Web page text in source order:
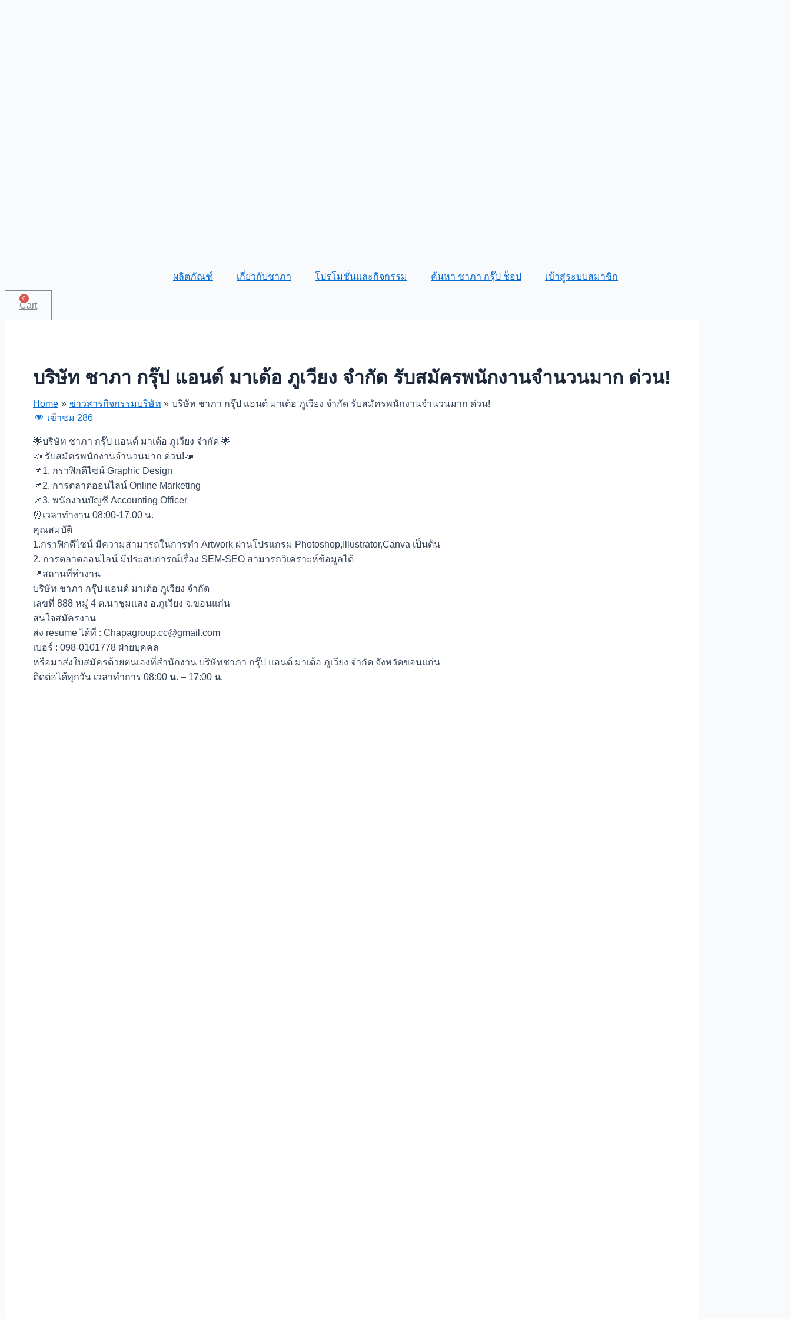
ผลิตภัณฑ์ เกี่ยวกับชาภา โปรโมชั่นและกิจกรรม ค้นหา ชาภา กรุ๊ป ช็อป เข้าสู่ระบบสมาชิก
0
Cart
บริษัท ชาภา กรุ๊ป แอนด์ มาเด้อ ภูเวียง จำกัด รับสมัครพนักงานจำนวนมาก ด่วน!
Home ข่าวสารกิจกรรมบริษัท
บริษัท ชาภา กรุ๊ป แอนด์ มาเด้อ ภูเวียง จำกัด รับสมัครพนักงานจำนวนมาก ด่วน!
เข้าชม 286
🌟บริษัท ชาภา กรุ๊ป แอนด์ มาเด้อ ภูเวียง จำกัด 🌟
📣 รับสมัครพนักงานจำนวนมาก ด่วน!📣
📌1. กราฟิกดีไซน์ Graphic Design
📌2. การตลาดออนไลน์ Online Marketing
📌3. พนักงานบัญชี Accounting Officer
⏰เวลาทำงาน 08:00-17.00 น.
คุณสมบัติ
1.กราฟิกดีไซน์ มีความสามารถในการทำ Artwork ผ่านโปรแกรม Photoshop,Illustrator,Canva เป็นต้น
2. การตลาดออนไลน์ มีประสบการณ์เรื่อง SEM-SEO สามารถวิเคราะห์ข้อมูลได้
📍สถานที่ทำงาน
บริษัท ชาภา กรุ๊ป แอนด์ มาเด้อ ภูเวียง จำกัด
เลขที่ 888 หมู่ 4 ต.นาชุมแสง อ.ภูเวียง จ.ขอนแก่น
สนใจสมัครงาน
ส่ง resume ได้ที่ : Chapagroup.cc@gmail.com
เบอร์ : 098-0101778 ฝ่ายบุคคล
หรือมาส่งใบสมัครด้วยตนเองที่สำนักงาน บริษัทชาภา กรุ๊ป แอนด์ มาเด้อ ภูเวียง จำกัด จังหวัดขอนแก่น
ติดต่อได้ทุกวัน เวลาทำการ 08:00 น. – 17:00 น.